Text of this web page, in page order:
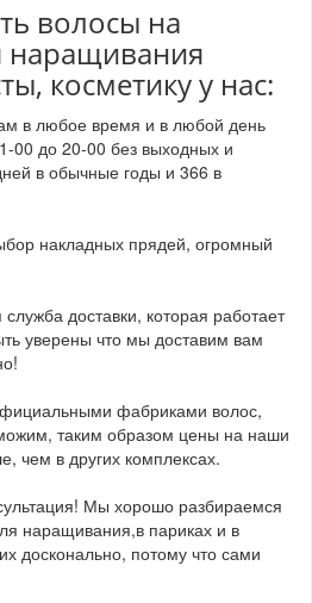
волосы на
наращивания
косметику у нас:
в любое время и в любой день
00 до 20-00 без выходных и
в обычные годы и 366 в
накладных прядей, огромный
доставки, которая работает
уверены что мы доставим вам
фабриками волос,
таким образом цены на наши
чем в других комплексах.
Мы хорошо разбираемся
наращивания,в париках и в
досконально, потому что сами